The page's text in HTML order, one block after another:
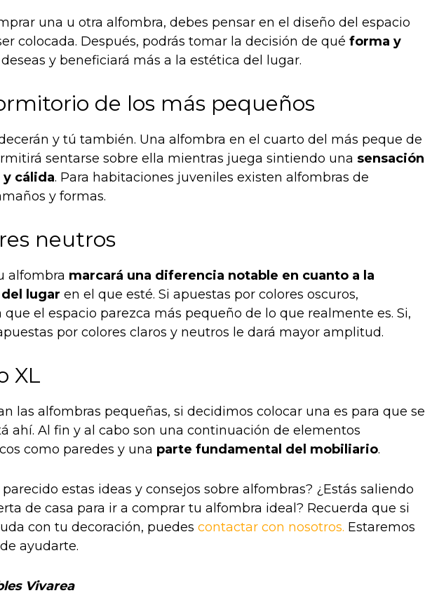
una u otra alfombra, debes pensar en el diseño del espacio
colocada. Después, podrás tomar la decisión de qué forma y
deseas y beneficiará más a la estética del lugar.
de los más pequeños
y tú también. Una alfombra en el cuarto del más peque de
sentarse sobre ella mientras juega sintiendo una sensación
cálida. Para habitaciones juveniles existen alfombras de
y formas.
neutros
alfombra marcará una diferencia notable en cuanto a la
lugar en el que esté. Si apuestas por colores oscuros,
el espacio parezca más pequeño de lo que realmente es. Si,
por colores claros y neutros le dará mayor amplitud.
XL
las alfombras pequeñas, si decidimos colocar una es para que se
ahí. Al fin y al cabo son una continuación de elementos
como paredes y una parte fundamental del mobiliario.
estas ideas y consejos sobre alfombras? ¿Estás saliendo
de casa para ir a comprar tu alfombra ideal? Recuerda que si
con tu decoración, puedes contactar con nosotros. Estaremos
ayudarte.
Vivarea